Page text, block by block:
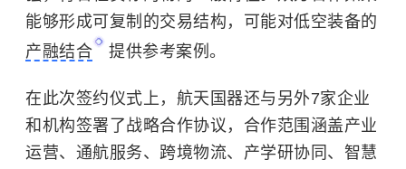
能够形成可复制的交易结构，可能对低空装备的
产融结合
提供参考案例。
在此次签约仪式上，航天国器还与另外7家企业
和机构签署了战略合作协议，合作范围涵盖产业
运营、通航服务、跨境物流、产学研协同、智慧